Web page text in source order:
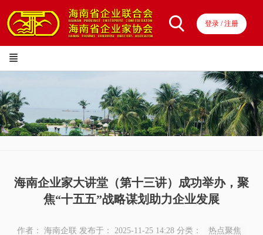
登录 / 注册
海南企业家大讲堂（第十三讲）成功举办，聚
焦“十五五”战略谋划助力企业发展
作者： 海南企联 发布于： 2025-11-25 14:28 分类：
热点聚焦